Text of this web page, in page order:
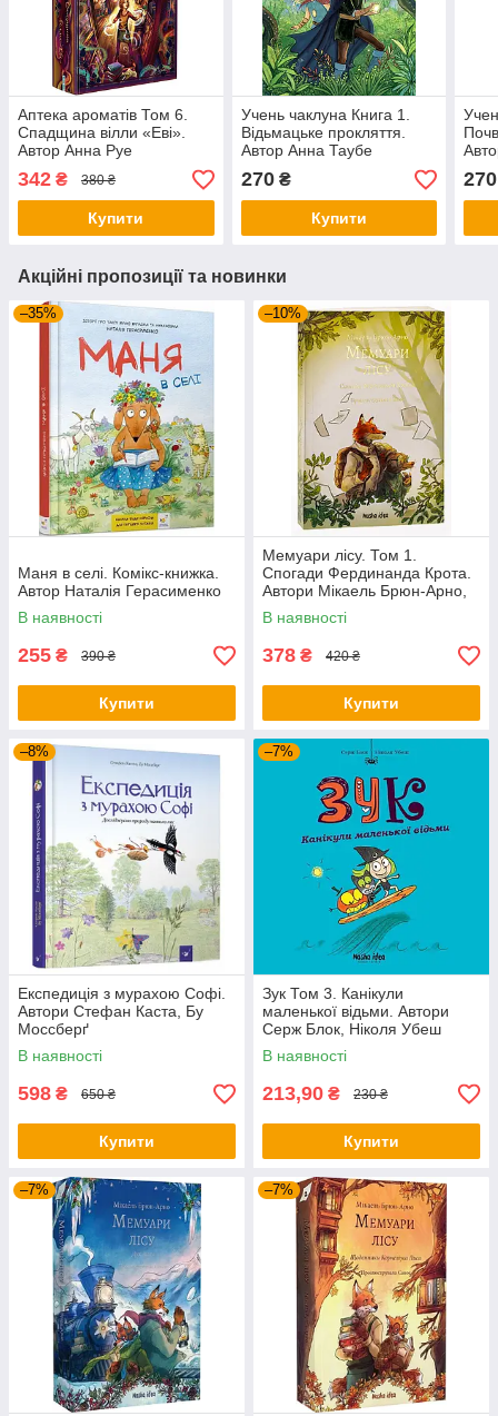
Аптека ароматів Том 6.
Спадщина вілли «Еві».
Автор Анна Руе
342 ₴ 380 ₴
Купити
Учень чаклуна Книга 1.
Відьмацьке прокляття.
Автор Анна Таубе
270₴
Купити
270
Акційні пропозиції та новинки
–35%
Маня в селі. Комікс-книжка.
Автор Наталія Герасименко
В наявності
255 ₴ 390 ₴
Купити
–10%
Мемуари лісу. Том 1.
Спогади Фердинанда Крота.
Автори Мікаель Брюн-Арно,
Саное
В наявності
378 ₴ 420 ₴
Купити
–8%
Експедиція з мурахою Софі.
Автори Стефан Каста, Бу
Моссберґ
В наявності
598 ₴ 650 ₴
Купити
–7%
Зук Том 3. Канікули
маленької відьми. Автори
Серж Блок, Ніколя Убеш
В наявності
213,90 ₴ 230 ₴
Купити
–7% –7%